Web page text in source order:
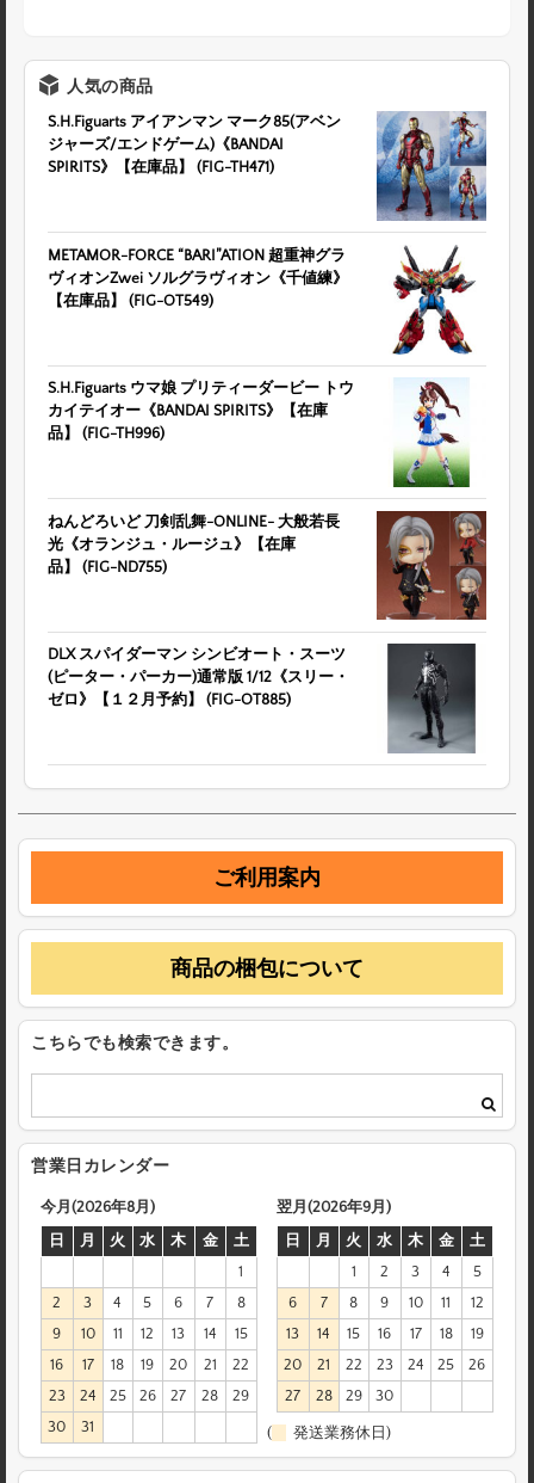
人気の商品
S.H.Figuarts アイアンマン マーク85(アベン
ジャーズ/エンドゲーム)《BANDAI
SPIRITS》【在庫品】 (FIG-TH471)
METAMOR-FORCE “BARI”ATION 超重神グラ
ヴィオンZwei ソルグラヴィオン《千値練》
【在庫品】 (FIG-OT549)
S.H.Figuarts ウマ娘 プリティーダービー トウ
カイテイオー《BANDAI SPIRITS》【在庫
品】 (FIG-TH996)
ねんどろいど 刀剣乱舞-ONLINE- 大般若長
光《オランジュ・ルージュ》【在庫
品】 (FIG-ND755)
DLX スパイダーマン シンビオート・スーツ
(ピーター・パーカー)通常版 1/12《スリー・
ゼロ》【１２月予約】 (FIG-OT885)
ご利用案内
商品の梱包について
こちらでも検索できます。
営業日カレンダー
今月(2026年8月)
日
月 火 水 木 金
土
1
2
3 4 5 6 7
8
9
10 11 12 13 14
15
16
17 18 19 20 21
22
23
24 25 26 27 28
29
30
31
翌月(2026年9月)
日
月 火 水 木 金
土
1
2 3 4
5
6
7 8 9 10 11
12
13
14 15 16 17 18
19
20
21 22 23 24 25
26
27
28 29 30
( 発送業務休日)